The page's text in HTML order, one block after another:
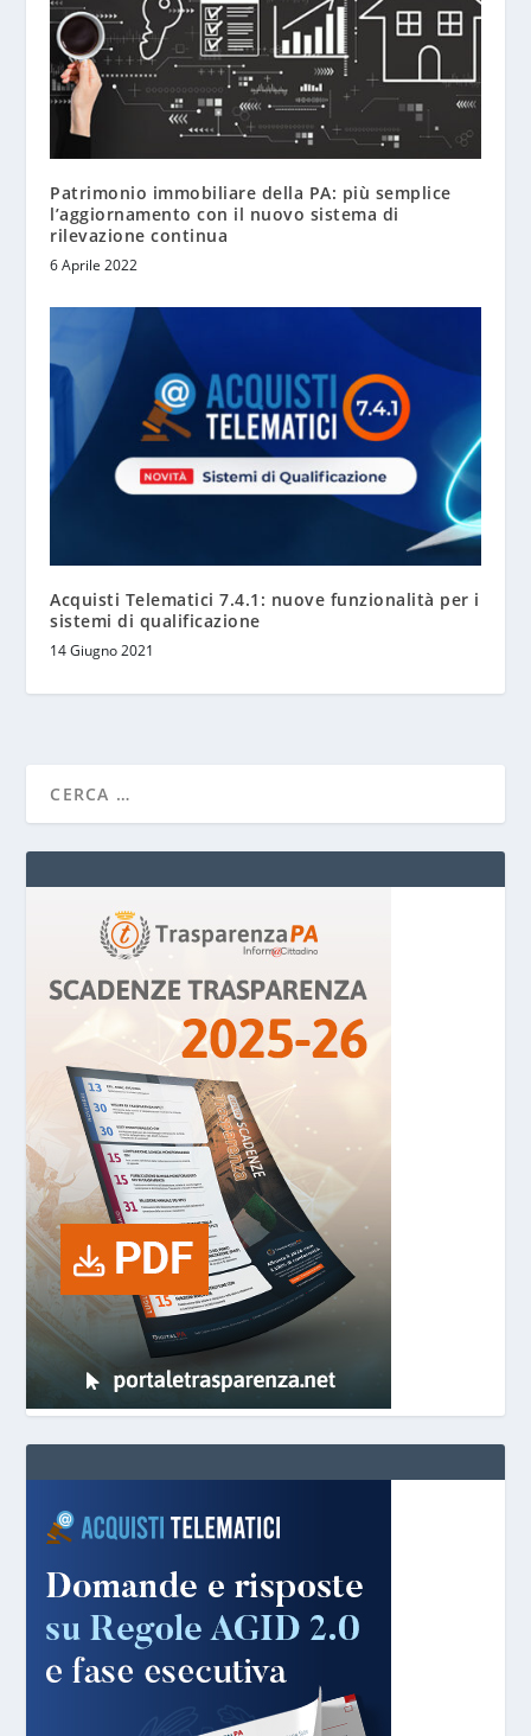
Patrimonio immobiliare della PA: più semplice
l’aggiornamento con il nuovo sistema di
rilevazione continua
6 Aprile 2022
Acquisti Telematici 7.4.1: nuove funzionalità per i
sistemi di qualificazione
14 Giugno 2021